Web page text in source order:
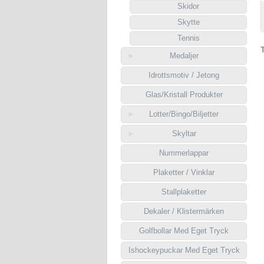
Skidor
Skytte
Tennis
Medaljer
Idrottsmotiv / Jetong
Glas/Kristall Produkter
Lotter/Bingo/Biljetter
Skyltar
Nummerlappar
Plaketter / Vinklar
Stallplaketter
Dekaler / Klistermärken
Golfbollar Med Eget Tryck
Ishockeypuckar Med Eget Tryck